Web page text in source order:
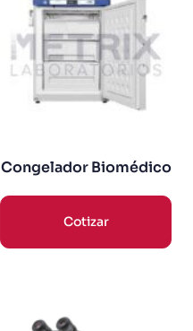
Congelador Biomédico
Cotizar